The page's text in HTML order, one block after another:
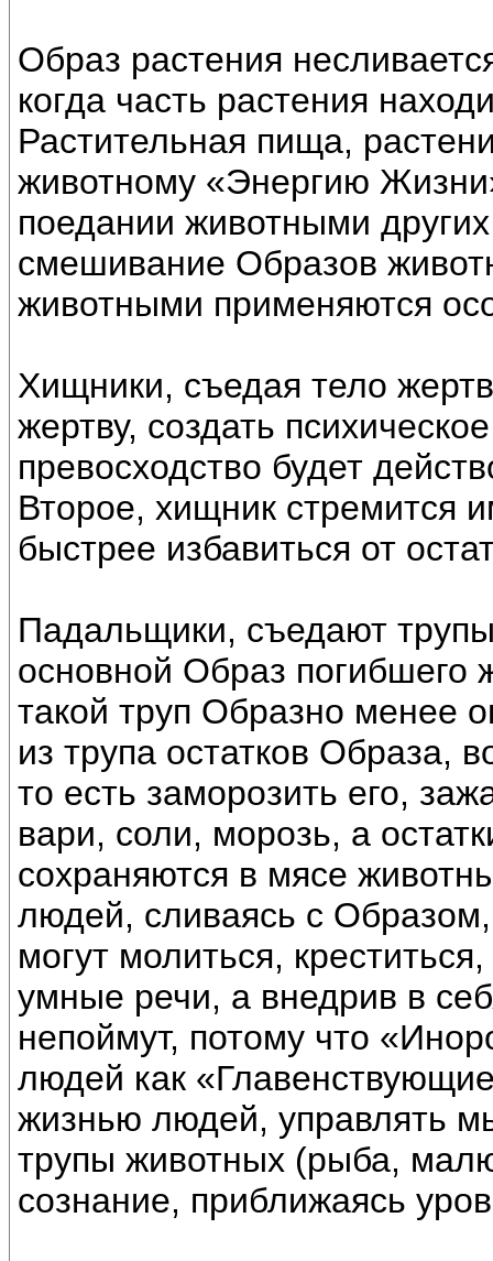
Образ растения
когда часть растения
Растительная пища,
животному «Энергию
поедании животными
смешивание Образов
животными применяются
Хищники, съедая тело
жертву, создать
превосходство будет
Второе, хищник стремится
быстрее избавиться от
Падальщики, съедают
основной Образ погибшего
такой труп Образно менее
из трупа остатков Образа,
то есть заморозить его,
вари, соли, морозь, а
сохраняются в мясе
людей, сливаясь с
могут молиться,
умные речи, а внедрив в
непоймут, потому что
людей как
жизнью людей, управлять
трупы животных (рыба,
сознание, приближаясь